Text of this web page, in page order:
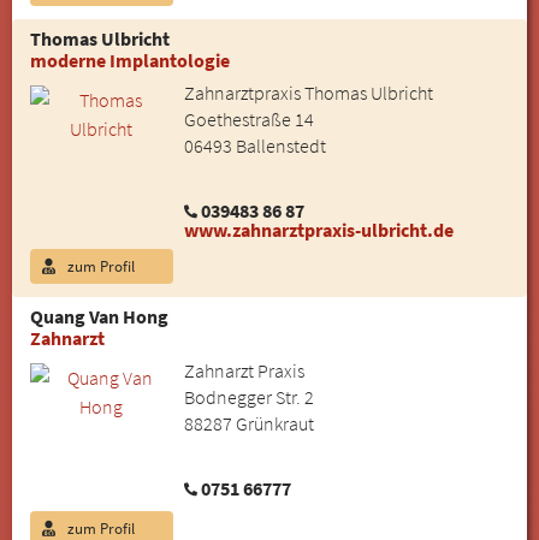
Thomas Ulbricht
moderne Implantologie
Zahnarztpraxis Thomas Ulbricht
Goethestraße 14
06493 Ballenstedt
039483 86 87
www.zahnarztpraxis-ulbricht.de
zum Profil
Quang Van Hong
Zahnarzt
Zahnarzt Praxis
Bodnegger Str. 2
88287 Grünkraut
0751 66777
zum Profil